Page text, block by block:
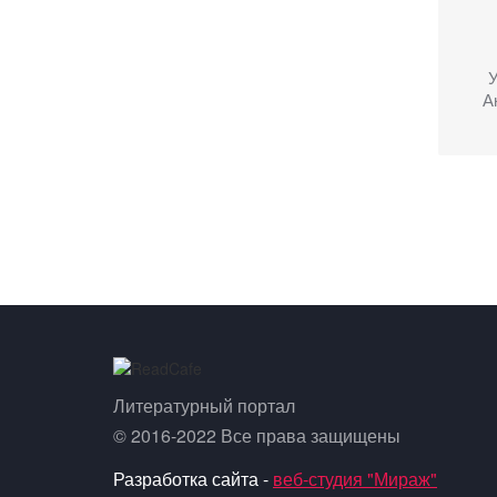
Литературный портал
© 2016-2022 Все права защищены
Разработка сайта - веб-студия "Мираж"